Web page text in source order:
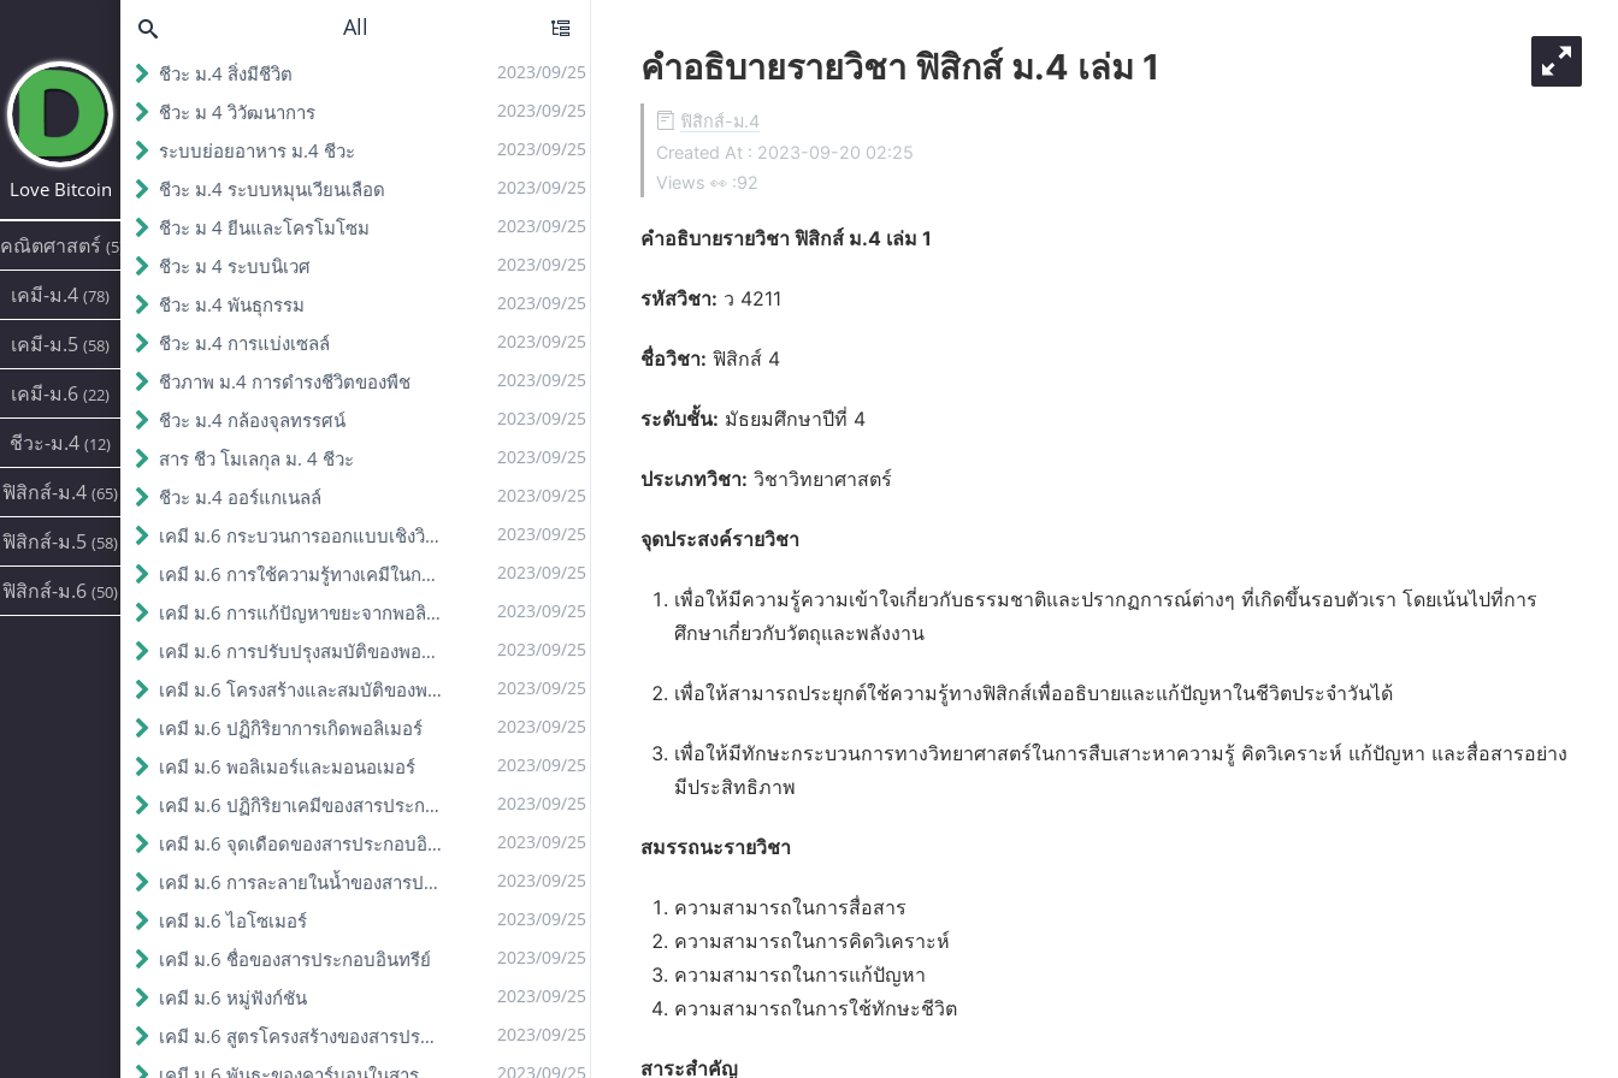
Love Bitcoin
คณิตศาสตร์ (5)
เคมี-ม.4 (78)
เคมี-ม.5 (58)
เคมี-ม.6 (22)
ชีวะ-ม.4 (12)
ฟิสิกส์-ม.4 (65)
ฟิสิกส์-ม.5 (58)
ฟิสิกส์-ม.6 (50)
All
ชีวะ ม.4 สิ่งมีชีวิต 2023/09/25
ชีวะ ม 4 วิวัฒนาการ 2023/09/25
ระบบย่อยอาหาร ม.4 ชีวะ 2023/09/25
ชีวะ ม.4 ระบบหมุนเวียนเลือด 2023/09/25
ชีวะ ม 4 ยีนและโครโมโซม 2023/09/25
ชีวะ ม 4 ระบบนิเวศ 2023/09/25
ชีวะ ม.4 พันธุกรรม 2023/09/25
ชีวะ ม.4 การแบ่งเซลล์ 2023/09/25
ชีวภาพ ม.4 การดํารงชีวิตของพืช 2023/09/25
ชีวะ ม.4 กล้องจุลทรรศน์ 2023/09/25
สาร ชีว โมเลกุล ม. 4 ชีวะ 2023/09/25
ชีวะ ม.4 ออร์แกเนลล์ 2023/09/25
เคมี ม.6 กระบวนการออกแบบเชิงวิศวกรรม 2023/09/25
เคมี ม.6 การใช้ความรู้ทางเคมีในการแก้ปัญหา 2023/09/25
เคมี ม.6 การแก้ปัญหาขยะจากพอลิเมอร์ 2023/09/25
เคมี ม.6 การปรับปรุงสมบัติของพอลิเมอร์ 2023/09/25
เคมี ม.6 โครงสร้างและสมบัติของพอลิเมอร์ 2023/09/25
เคมี ม.6 ปฏิกิริยาการเกิดพอลิเมอร์ 2023/09/25
เคมี ม.6 พอลิเมอร์และมอนอเมอร์ 2023/09/25
เคมี ม.6 ปฏิกิริยาเคมีของสารประกอบอินทรีย์ 2023/09/25
เคมี ม.6 จุดเดือดของสารประกอบอินทรีย์ 2023/09/25
เคมี ม.6 การละลายในน้ำของสารประกอบอินทรีย์ 2023/09/25
เคมี ม.6 ไอโซเมอร์ 2023/09/25
เคมี ม.6 ชื่อของสารประกอบอินทรีย์ 2023/09/25
เคมี ม.6 หมู่ฟังก์ชัน 2023/09/25
เคมี ม.6 สูตรโครงสร้างของสารประกอบอินทรีย์ 2023/09/25
2023/09/25
<
คําอธิบายรายวิชา ฟิสิกส์ ม.4 เล่ม 1
ฟิสิกส์-ม.4
Created At : 2023-09-20 02:25
Views 👀 :92
คำอธิบายรายวิชา ฟิสิกส์ ม.4 เล่ม 1
รหัสวิชา: ว 4211
ชื่อวิชา: ฟิสิกส์ 4
ระดับชั้น: มัธยมศึกษาปีที่ 4
ประเภทวิชา: วิชาวิทยาศาสตร์
จุดประสงค์รายวิชา
เพื่อให้มีความรู้ความเข้าใจเกี่ยวกับธรรมชาติและปรากฏการณ์ต่างๆ ที่เกิดขึ้นรอบตัวเรา โดยเน้นไปที่การ
ศึกษาเกี่ยวกับวัตถุและพลังงาน
เพื่อให้สามารถประยุกต์ใช้ความรู้ทางฟิสิกส์เพื่ออธิบายและแก้ปัญหาในชีวิตประจำวันได้
เพื่อให้มีทักษะกระบวนการทางวิทยาศาสตร์ในการสืบเสาะหาความรู้ คิดวิเคราะห์ แก้ปัญหา และสื่อสารอย่าง
มีประสิทธิภาพ
สมรรถนะรายวิชา
ความสามารถในการสื่อสาร
ความสามารถในการคิดวิเคราะห์
ความสามารถในการแก้ปัญหา
ความสามารถในการใช้ทักษะชีวิต
สาระสำคัญ